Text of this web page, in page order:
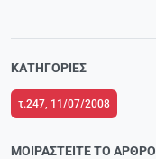
ΚΑΤΗΓΟΡΊΕΣ
τ.247, 11/07/2008
ΜΟΙΡΑΣΤΕΊΤΕ ΤΟ ΆΡΘΡΟ